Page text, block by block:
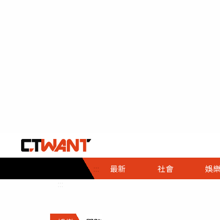
::: 最新 社會
社會首頁
時事
調查
娛樂
娛樂首頁
即時
財經首頁
熱線
政